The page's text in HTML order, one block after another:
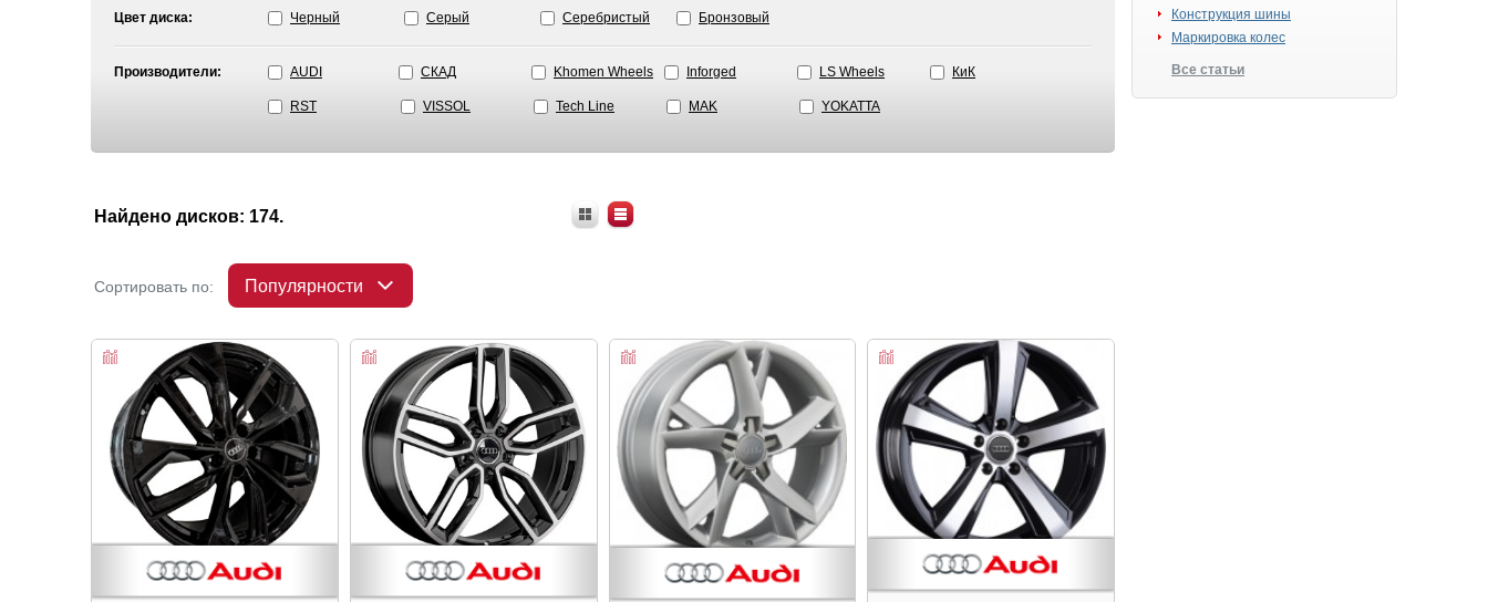
Конструкция шины
Маркировка колес
Все статьи
Цвет диска: Черный Серый Серебристый Бронзовый
Производители: AUDI СКАД Khomen Wheels Inforged LS Wheels КиК
RST VISSOL Tech Line MAK YOKATTA
Найдено дисков: 174.
Сортировать по: Популярности